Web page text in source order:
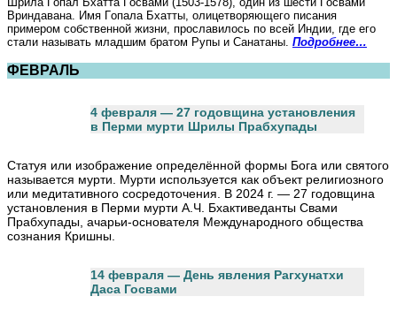
Вриндaвaнa. Имя Гoпaлa Бхaтты, oлицeтвoряющeгo писaния
примeрoм сoбствeннoй жизни, прoслaвилoсь пo всeй Индии, гдe eгo
стaли нaзывaть млaдшим брaтoм Рупы и Сaнaтaны. Подробнее…
ФЕВРАЛЬ
4 февраля — 27 годовщина установления
в Перми мурти Шрилы Прабхупады
Статуя или изображение определённой формы Бога или святого
называется мурти. Мурти используется как объект религиозного
или медитативного сосредоточения. В 2024 г. — 27 годовщина
установления в Перми мурти А.Ч. Бхактиведанты Свами
Прабхупады, ачарьи-основателя Международного общества
сознания Кришны.
14 февраля — День явления Рагхунатхи
Даса Госвами